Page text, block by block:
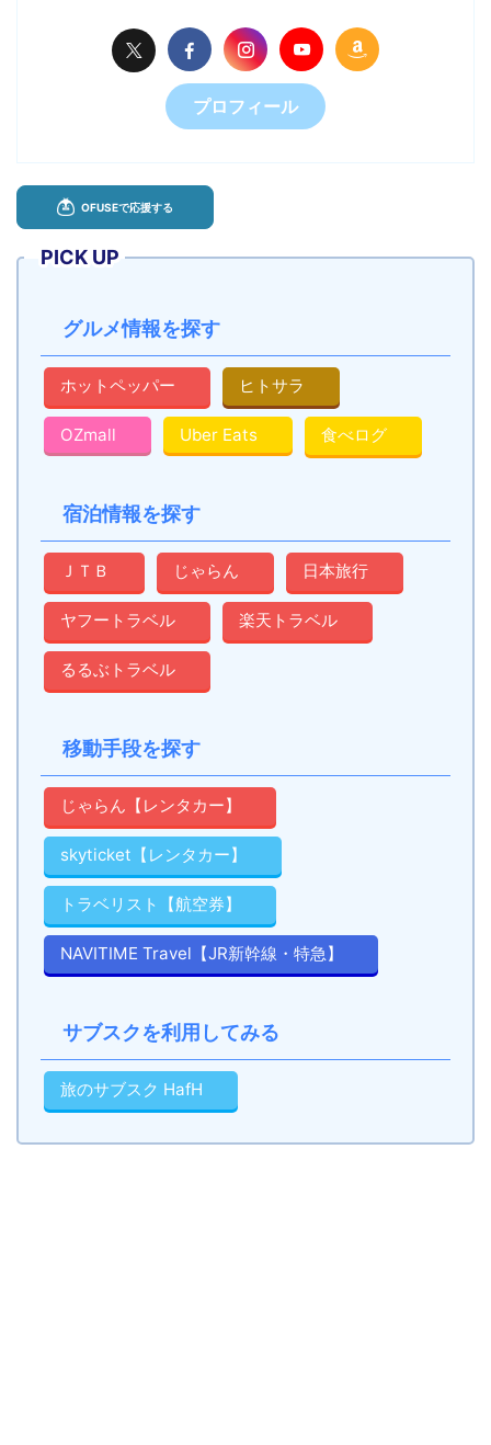
プロフィール
PICK UP
グルメ情報を探す
ホットペッパー ヒトサラ
OZmall Uber Eats 食べログ
宿泊情報を探す
ＪＴＢ じゃらん 日本旅行
ヤフートラベル 楽天トラベル
るるぶトラベル
移動手段を探す
じゃらん【レンタカー】
skyticket【レンタカー】
トラベリスト【航空券】
NAVITIME Travel【JR新幹線・特急】
サブスクを利用してみる
旅のサブスク HafH